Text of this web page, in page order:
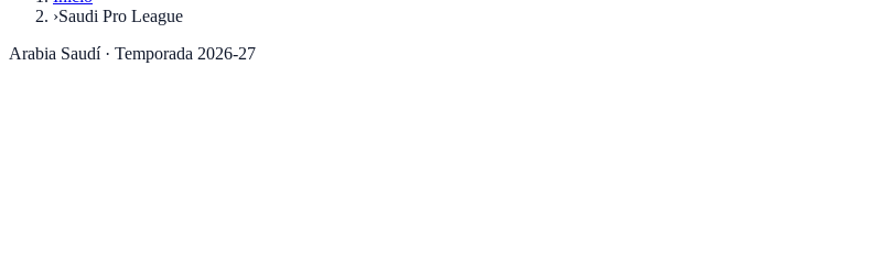
›Saudi Pro League
Arabia Saudí· Temporada 2026-27